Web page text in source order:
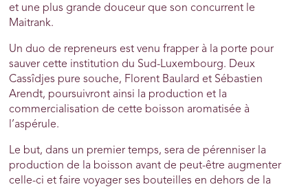
et une plus grande douceur que son concurrent le
Maitrank.
Un duo de repreneurs est venu frapper à la porte pour
sauver cette institution du Sud-Luxembourg. Deux
Cassîdjes pure souche, Florent Baulard et Sébastien
Arendt, poursuivront ainsi la production et la
commercialisation de cette boisson aromatisée à
l’aspérule.
Le but, dans un premier temps, sera de pérenniser la
production de la boisson avant de peut-être augmenter
celle-ci et faire voyager ses bouteilles en dehors de la